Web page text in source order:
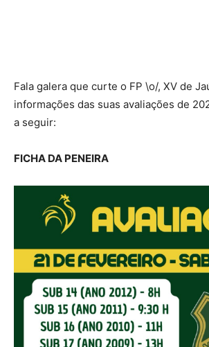
Fala galera que curte o FP \o/, XV de
informações das suas avaliações de
a seguir:
FICHA DA PENEIRA